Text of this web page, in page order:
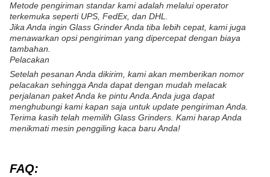
Metode pengiriman standar kami adalah melalui operator
terkemuka seperti UPS, FedEx, dan DHL.
Jika Anda ingin Glass Grinder Anda tiba lebih cepat, kami juga
menawarkan opsi pengiriman yang dipercepat dengan biaya
tambahan.
Pelacakan
Setelah pesanan Anda dikirim, kami akan memberikan nomor
pelacakan sehingga Anda dapat dengan mudah melacak
perjalanan paket Anda ke pintu Anda.Anda juga dapat
menghubungi kami kapan saja untuk update pengiriman Anda.
Terima kasih telah memilih Glass Grinders. Kami harap Anda
menikmati mesin penggiling kaca baru Anda!
FAQ: